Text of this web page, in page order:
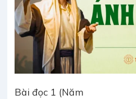
Bài đọc 1 (Năm